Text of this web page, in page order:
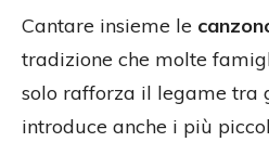
Cantare insieme le
tradizione che molte
solo rafforza il legame tra
introduce anche i più